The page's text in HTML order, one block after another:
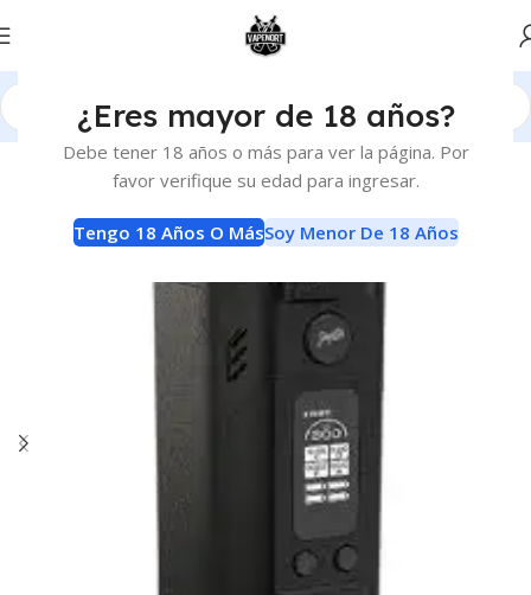
¿Eres mayor de 18 años?
Debe tener 18 años o más para ver la página. Por
favor verifique su edad para ingresar.
Tengo 18 Años O MásSoy Menor De 18 Años
Inicio Vaporizadores Mods
-20%